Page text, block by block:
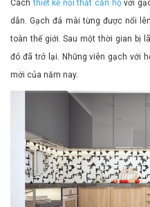
Cáchthiết kế nội thất căn hộvới
dẫn. Gạch đá mài từng được nổi
toàn thế giới. Sau một thời gian bị
đó đã trở lại. Những viên gạch với
mới của năm nay.